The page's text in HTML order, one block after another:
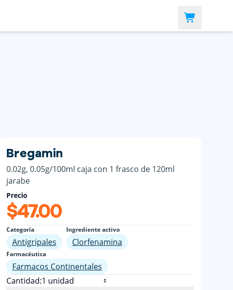
Bregamin
0.02g, 0.05g/100ml caja con 1 frasco de 120ml
jarabe
Precio
$47.00
Categoría
Antigripales
Ingrediente activo
Clorfenamina
Farmacéutica
Farmacos Continentales
Cantidad: